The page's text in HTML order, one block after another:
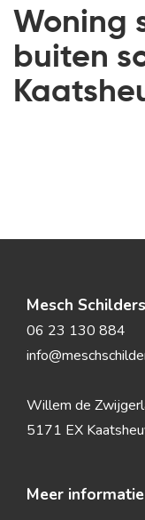
Woning
buiten
Mesch
06 23 130 884
Willem de
5171 EX
Meer informatie